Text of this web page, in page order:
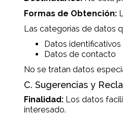
Formas de Obtención:
Las categorías de datos
Datos identificativos
Datos de contacto
No se tratan datos
C. Sugerencias y
Finalidad: Los datos
interesado.